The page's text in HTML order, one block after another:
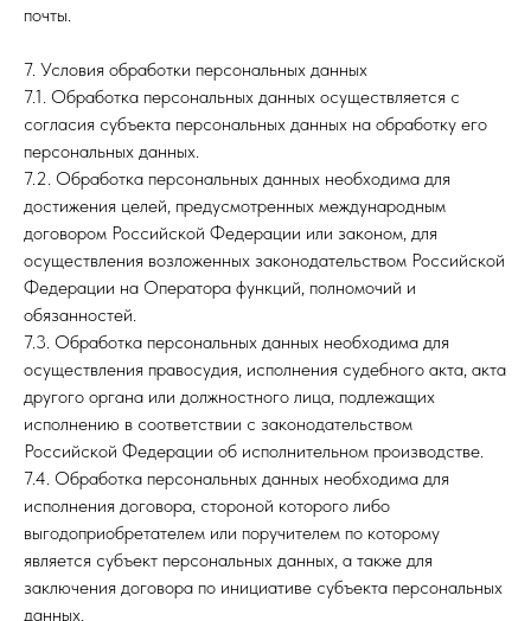
почты.
7. Условия обработки персональных данных
7.1. Обработка персональных данных осуществляется с
согласия субъекта персональных данных на обработку его
персональных данных.
7.2. Обработка персональных данных необходима для
достижения целей, предусмотренных международным
договором Российской Федерации или законом, для
осуществления возложенных законодательством Российской
Федерации на Оператора функций, полномочий и
обязанностей.
7.3. Обработка персональных данных необходима для
осуществления правосудия, исполнения судебного акта, акта
другого органа или должностного лица, подлежащих
исполнению в соответствии с законодательством
Российской Федерации об исполнительном производстве.
7.4. Обработка персональных данных необходима для
исполнения договора, стороной которого либо
выгодоприобретателем или поручителем по которому
является субъект персональных данных, а также для
заключения договора по инициативе субъекта персональных
данных.